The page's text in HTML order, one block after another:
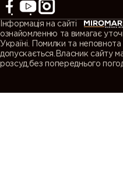
Інформація на сайті
ознайомленню та вимагає
Україні. Помилки та неповнота
допускається.Власник сайту
розсуд,без попереднього